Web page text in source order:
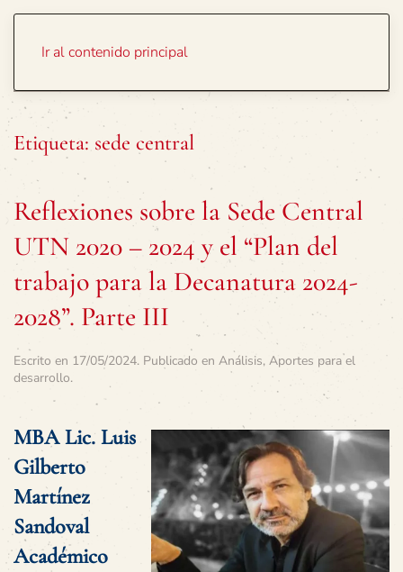
Ir al contenido principal
Etiqueta: sede central
Reflexiones sobre la Sede Central
UTN 2020 – 2024 y el “Plan del
trabajo para la Decanatura 2024-
2028”. Parte III
Escrito en 17/05/2024. Publicado en Análisis, Aportes para el
desarrollo.
MBA Lic. Luis
Gilberto
Martínez
Sandoval
Académico